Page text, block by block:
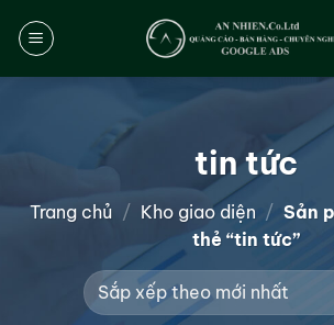
đến
tin tức
Trang chủ / Kho giao diện / Sản
thẻ “tin tức”